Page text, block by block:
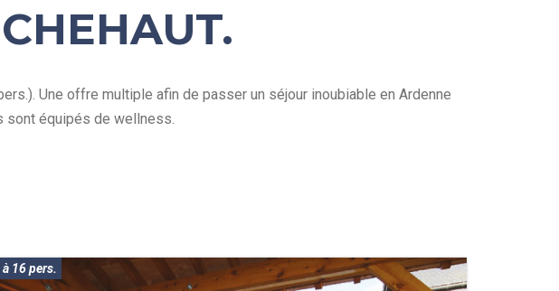
Une offre multiple afin de passer un séjour inoubiable en Ardenne
sont équipés de wellness.
16 pers.